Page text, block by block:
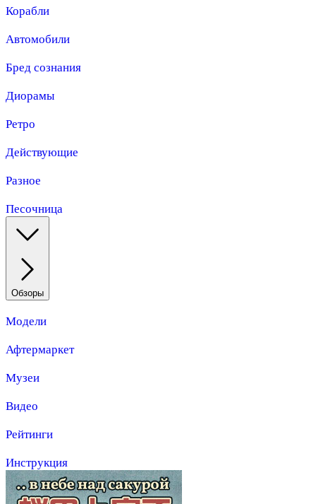
Корабли
Автомобили
Бред сознания
Диорамы
Ретро
Действующие
Разное
Песочница
Обзоры
Модели
Афтермаркет
Музеи
Видео
Рейтинги
Инструкция